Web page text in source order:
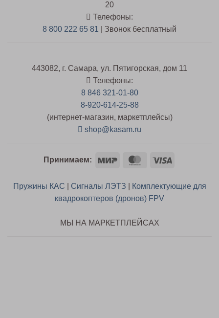
20
Телефоны:
8 800 222 65 81 | Звонок бесплатный
443082, г. Самара, ул. Пятигорская, дом 11
Телефоны:
8 846 321-01-80
8-920-614-25-88
(интернет-магазин, маркетплейсы)
shop@kasam.ru
Принимаем: Mir MasterCard
Visa
Пружины КАС Сигналы ЛЭТЗ
Комплектующие для
квадрокоптеров (дронов) FPV
МЫ НА МАРКЕТПЛЕЙСАХ